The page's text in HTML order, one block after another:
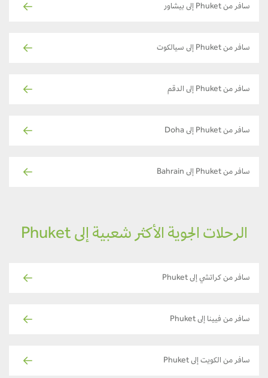
سافر من Phuket إلى بيشاور
سافر من Phuket إلى سيالكوت
سافر من Phuket إلى الدقم
سافر من Phuket إلى Doha
سافر من Phuket إلى Bahrain
الرحلات الجوية الأكثر شعبية إلى Phuket
سافر من كراتشي إلى Phuket
سافر من فيينا إلى Phuket
سافر من الكويت إلى Phuket